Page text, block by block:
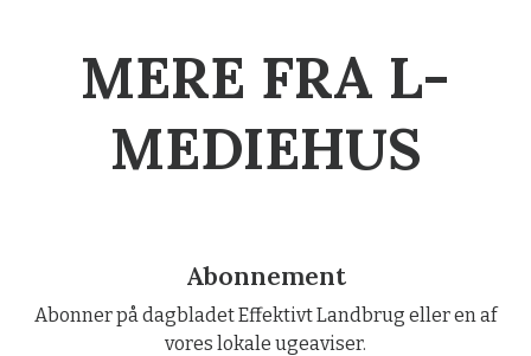
MERE FRA L-
MEDIEHUS
Abonnement
Abonner på dagbladet Effektivt Landbrug eller en af
vores lokale ugeaviser.